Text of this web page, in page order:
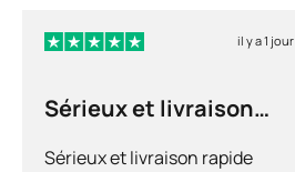
il y a 1 jour
Sérieux et livraison
Sérieux et livraison rapide